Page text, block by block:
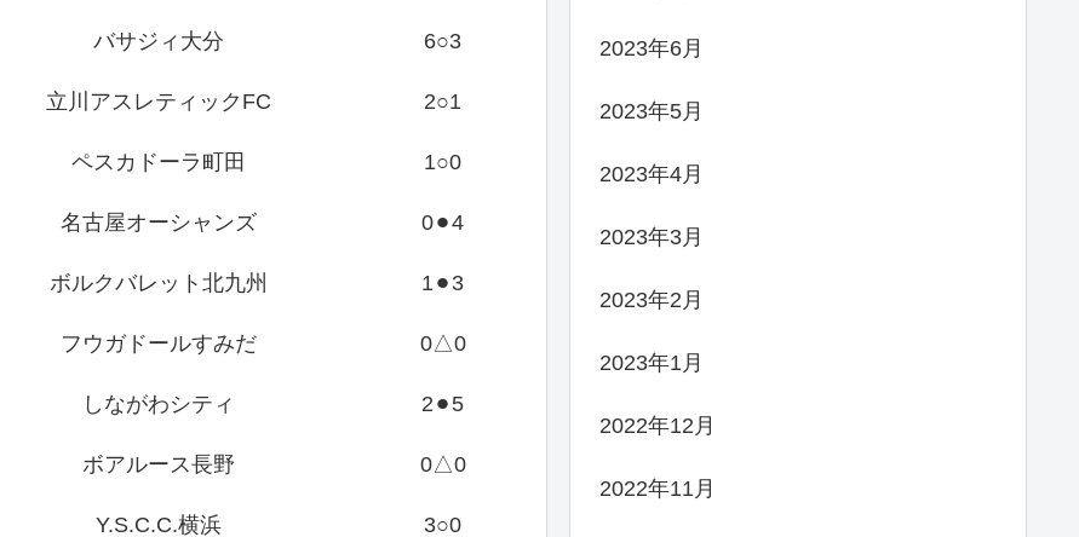
バサジィ大分 6○3
立川アスレティックFC 2○1
ペスカドーラ町田 1○0
名古屋オーシャンズ 0⚫︎4
ボルクバレット北九州 1⚫︎3
フウガドールすみだ 0△0
しながわシティ 2⚫︎5
ボアルース長野 0△0
Y.S.C.C.横浜 3○0
2023年6月
2023年5月
2023年4月
2023年3月
2023年2月
2023年1月
2022年12月
2022年11月